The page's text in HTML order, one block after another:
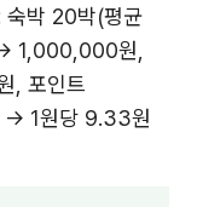
숙박 20박(평균
1,000,000원,
, 포인트
1원당 9.33원